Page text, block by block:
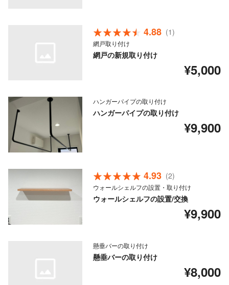
4.88 (1)
網戸取り付け
網戸の新規取り付け
¥5,000
ハンガーパイプの取り付け
ハンガーパイプの取り付け
¥9,900
4.93 (2)
ウォールシェルフの設置・取り付け
ウォールシェルフの設置/交換
¥9,900
懸垂バーの取り付け
懸垂バーの取り付け
¥8,000